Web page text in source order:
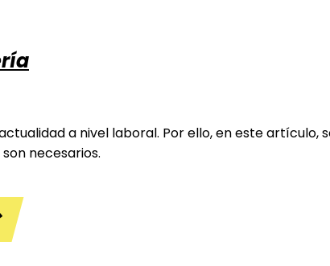
a nivel laboral. Por ello, en este artículo,
necesarios.